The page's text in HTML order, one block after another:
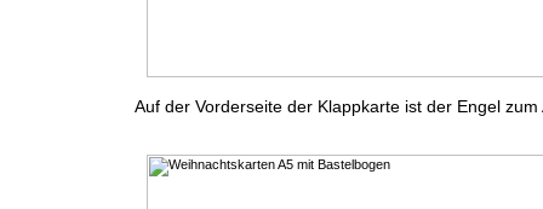
Auf der Vorderseite der Klappkarte ist der Engel